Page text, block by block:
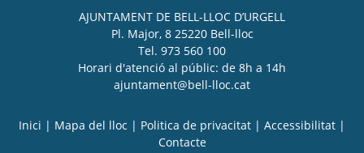
AJUNTAMENT DE BELL-LLOC D’URGELL
Pl. Major, 8 25220 Bell-lloc
Tel. 973 560 100
Horari d'atenció al públic: de 8h a 14h
ajuntament@bell-lloc.cat
Inici Mapa del lloc Politica de privacitat Accessibilitat
Contacte